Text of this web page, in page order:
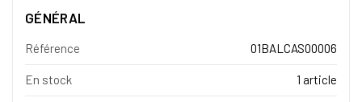
GÉNÉRAL
Référence 01BALCAS00006
En stock 1 article